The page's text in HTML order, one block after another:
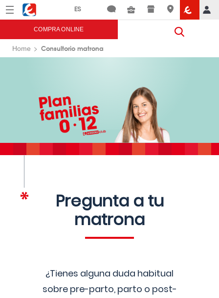
Menú Eroski
COMPRA ONLINE
Home Consultorio matrona
Pregunta a tu
matrona
¿Tienes alguna duda habitual
sobre pre-parto, parto o post-